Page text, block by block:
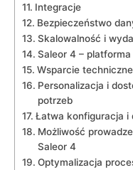
Integracje
Bezpieczeństwo
Skalowalność​ i
Saleor 4 –
Wsparcie​
Personalizacja i
potrzeb
Łatwa⁤ konfiguracja i
Możliwość
‌Saleor 4
Optymalizacja​